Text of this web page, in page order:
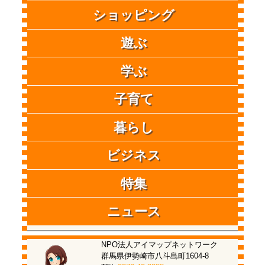
ショッピング
遊ぶ
学ぶ
子育て
暮らし
ビジネス
特集
ニュース
NPO法人アイマップネットワーク
群馬県伊勢崎市八斗島町1604-8